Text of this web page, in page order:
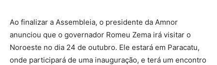
Ao finalizar a Assembleia, o presidente da Amnor
anunciou que o governador Romeu Zema irá visitar o
Noroeste no dia 24 de outubro. Ele estará em Paracatu,
onde participará de uma inauguração, e terá um encontro